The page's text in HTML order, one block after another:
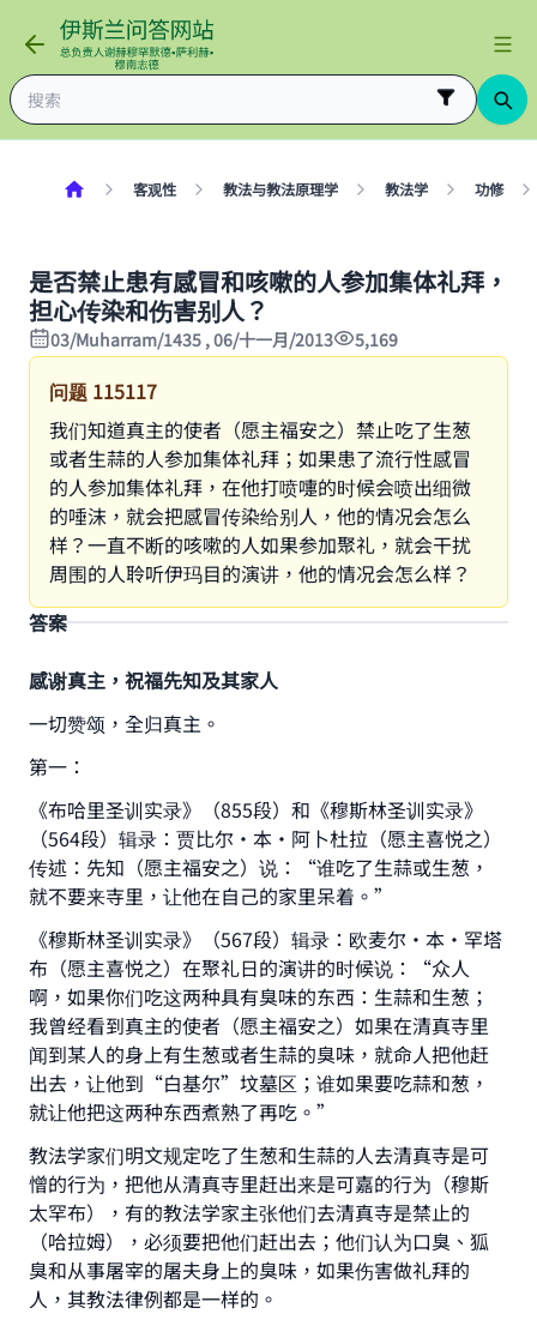
客观性 教法与教法原理学 教法学 功修
是否禁止患有感冒和咳嗽的人参加集体礼拜，
担心传染和伤害别人？
03/Muharram/1435 , 06/十一月/2013 5,169
问题 115117
我们知道真主的使者（愿主福安之）禁止吃了生葱
或者生蒜的人参加集体礼拜；如果患了流行性感冒
的人参加集体礼拜，在他打喷嚏的时候会喷出细微
的唾沫，就会把感冒传染给别人，他的情况会怎么
样？一直不断的咳嗽的人如果参加聚礼，就会干扰
周围的人聆听伊玛目的演讲，他的情况会怎么样？
答案
感谢真主，祝福先知及其家人
一切赞颂，全归真主。
第一：
《布哈里圣训实录》（855段）和《穆斯林圣训实录》
（564段）辑录：贾比尔·本·阿卜杜拉（愿主喜悦之）
传述：先知（愿主福安之）说：“谁吃了生蒜或生葱，
就不要来寺里，让他在自己的家里呆着。”
《穆斯林圣训实录》（567段）辑录：欧麦尔·本·罕塔
布（愿主喜悦之）在聚礼日的演讲的时候说：“众人
啊，如果你们吃这两种具有臭味的东西：生蒜和生葱；
我曾经看到真主的使者（愿主福安之）如果在清真寺里
闻到某人的身上有生葱或者生蒜的臭味，就命人把他赶
出去，让他到“白基尔”坟墓区；谁如果要吃蒜和葱，
就让他把这两种东西煮熟了再吃。”
教法学家们明文规定吃了生葱和生蒜的人去清真寺是可
憎的行为，把他从清真寺里赶出来是可嘉的行为（穆斯
太罕布），有的教法学家主张他们去清真寺是禁止的
（哈拉姆），必须要把他们赶出去；他们认为口臭、狐
臭和从事屠宰的屠夫身上的臭味，如果伤害做礼拜的
人，其教法律例都是一样的。